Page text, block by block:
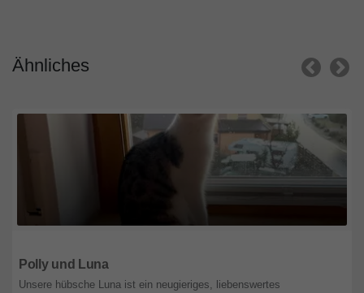
Ähnliches
Polly und Luna
Unsere hübsche Luna ist ein neugieriges, liebenswertes